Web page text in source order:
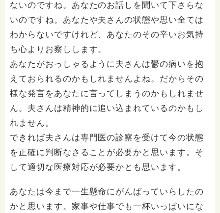
ないのですね。あなたのお話しを聞いて下さらな
いのですね。あなたや夫さんの状態や思い全ては
わからないですけれど、あなたのその辛いお気持
ち心よりお察しします。
あなたがおっしゃるように夫さんは鬱の病いを抱
えておられるのかもしれませんよね。だからその
様な発言をあなたに言ってしまうのかもしれませ
ん。夫さんは精神的に追い込まれているのかもし
れません。
できれば夫さんは専門医の診察を受けて今の状態
を正確に判断なさることが必要かと思います。そ
して適切な医療対応が必要かとも思います。
あなたは今まで一生懸命にがんばっていらしたの
かと思います。家事や仕事でも一杯いっぱいにな